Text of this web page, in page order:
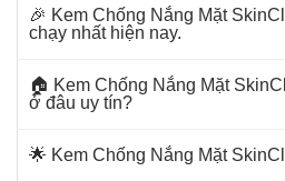
🎉 Kem Chống Nắng Mặt
chạy nhất hiện nay.
🏠 Kem Chống Nắng Mặt
ở đâu uy tín?
🌟 Kem Chống Nắng Mặt